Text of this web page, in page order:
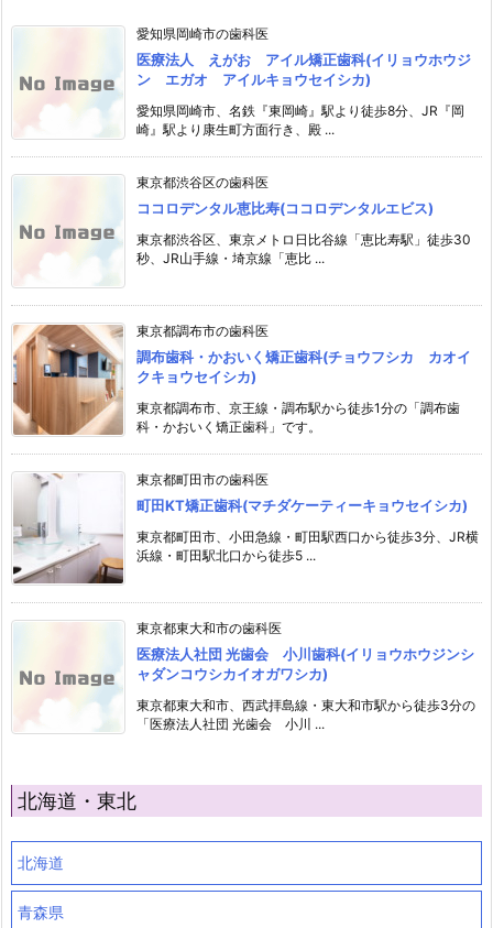
愛知県岡崎市の歯科医
医療法人 えがお アイル矯正歯科(イリョウホウジ
ン エガオ アイルキョウセイシカ)
愛知県岡崎市、名鉄『東岡崎』駅より徒歩8分、JR『岡
崎』駅より康生町方面行き、殿 ...
東京都渋谷区の歯科医
ココロデンタル恵比寿(ココロデンタルエビス)
東京都渋谷区、東京メトロ日比谷線「恵比寿駅」徒歩30
秒、JR山手線・埼京線「恵比 ...
東京都調布市の歯科医
調布歯科・かおいく矯正歯科(チョウフシカ カオイ
クキョウセイシカ)
東京都調布市、京王線・調布駅から徒歩1分の「調布歯
科・かおいく矯正歯科」です。
東京都町田市の歯科医
町田KT矯正歯科(マチダケーティーキョウセイシカ)
東京都町田市、小田急線・町田駅西口から徒歩3分、JR横
浜線・町田駅北口から徒歩5 ...
東京都東大和市の歯科医
医療法人社団 光歯会 小川歯科(イリョウホウジンシ
ャダンコウシカイオガワシカ)
東京都東大和市、西武拝島線・東大和市駅から徒歩3分の
「医療法人社団 光歯会 小川 ...
北海道・東北
北海道
青森県